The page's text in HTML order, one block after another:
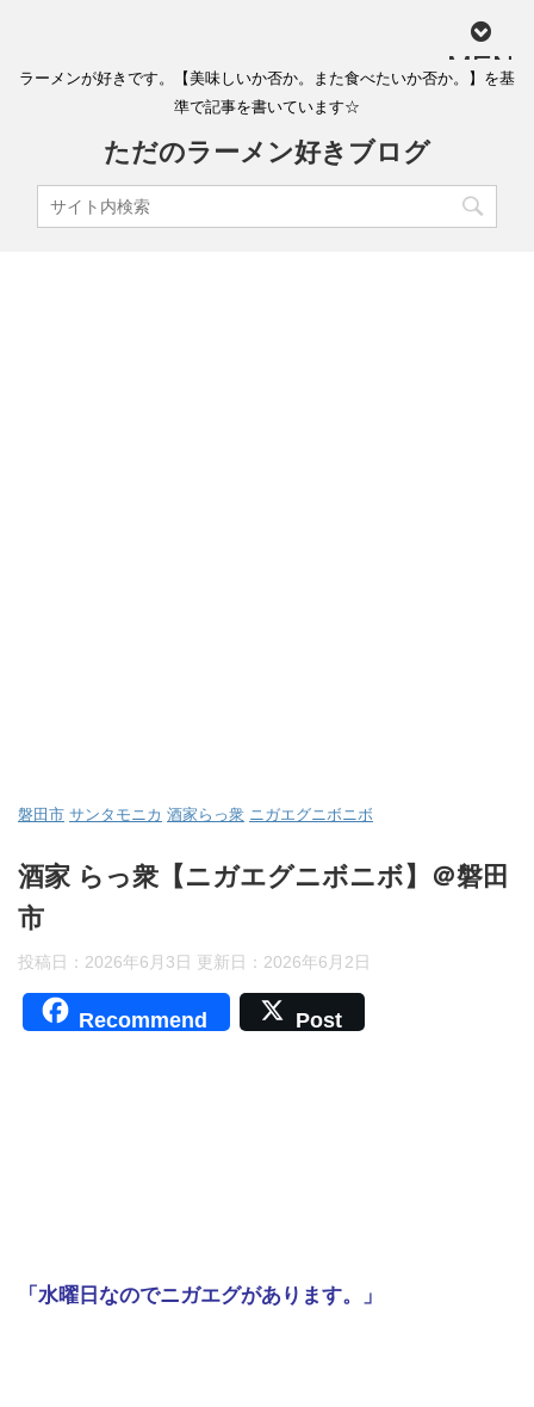
MEN
ラーメンが好きです。【美味しいか否か。また食べたいか否か。】を基
準で記事を書いています☆
ただのラーメン好きブログ
磐田市 サンタモニカ 酒家らっ衆 ニガエグニボニボ
酒家 らっ衆【ニガエグニボニボ】＠磐田
市
投稿日：2026年6月3日 更新日： 2026年6月2日
Recommend Post
「水曜日なのでニガエグがあります。」